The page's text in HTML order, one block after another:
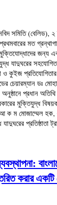
সমিতি (বেলিড),
মত
জন্য
যাদুঘরের
ও কুইজ প্রতিযোগিতার
চেয়ারম্যান ডঃ
প্রধান
মুক্তিযুদ্ধ
ক ম মোজাম্মেল হক,
প্রতিষ্ঠাতা
করার